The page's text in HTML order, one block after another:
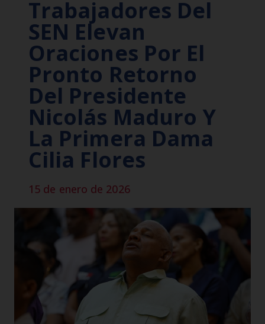
Trabajadores Del
SEN Elevan
Oraciones Por El
Pronto Retorno
Del Presidente
Nicolás Maduro Y
La Primera Dama
Cilia Flores
15 de enero de 2026